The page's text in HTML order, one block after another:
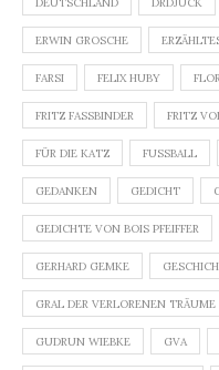
ERWIN GROSCHE
FARSI FELIX HUBY
FRITZ FASSBINDER FRITZ
FÜR DIE KATZ FUSSBALL
GEDANKEN GEDICHT
GEDICHTE VON BOIS PFEIFFER
GERHARD GEMKE
GRAL DER VERLORENEN TRÄUME
GUDRUN WIEBKE GVA